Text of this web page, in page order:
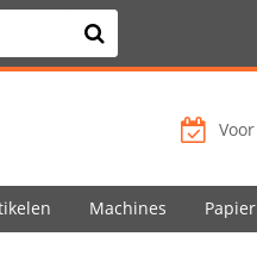
Voor
Machines Papier